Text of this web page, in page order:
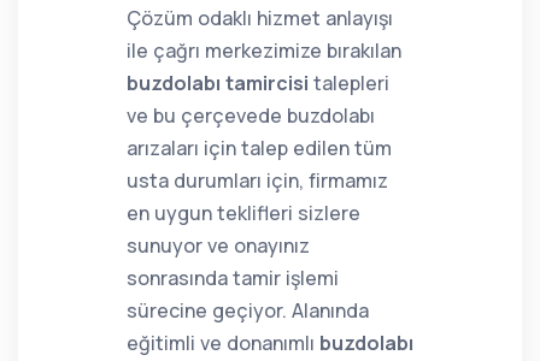
Çözüm odaklı hizmet anlayışı
ile çağrı merkezimize bırakılan
buzdolabı tamircisi talepleri
ve bu çerçevede buzdolabı
arızaları için talep edilen tüm
usta durumları için, firmamız
en uygun teklifleri sizlere
sunuyor ve onayınız
sonrasında tamir işlemi
sürecine geçiyor. Alanında
eğitimli ve donanımlı buzdolabı